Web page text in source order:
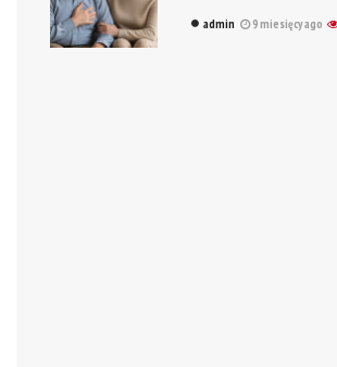
admin 9 miesięcy ago